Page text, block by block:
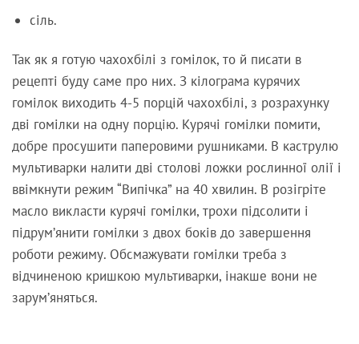
сіль.
Так як я готую чахохбілі з гомілок, то й писати в
рецепті буду саме про них. З кілограма курячих
гомілок виходить 4-5 порцій чахохбілі, з розрахунку
дві гомілки на одну порцію. Курячі гомілки помити,
добре просушити паперовими рушниками. В каструлю
мультиварки налити дві столові ложки рослинної олії і
ввімкнути режим “Випічка” на 40 хвилин. В розігріте
масло викласти курячі гомілки, трохи підсолити і
підрум’янити гомілки з двох боків до завершення
роботи режиму. Обсмажувати гомілки треба з
відчиненою кришкою мультиварки, інакше вони не
зарум’яняться.